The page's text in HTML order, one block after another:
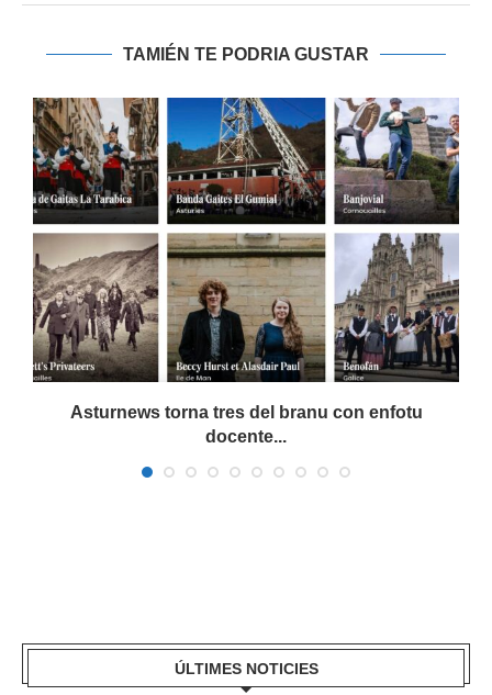
TAMIÉN TE PODRIA GUSTAR
Asturnews torna tres del branu con enfotu
docente...
ÚLTIMES NOTICIES